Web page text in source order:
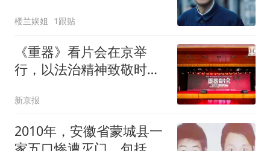
楼兰娱姐 1跟贴
《重器》看片会在京举
行，以法治精神致敬时代
新京报
2010年，安徽省蒙城县一